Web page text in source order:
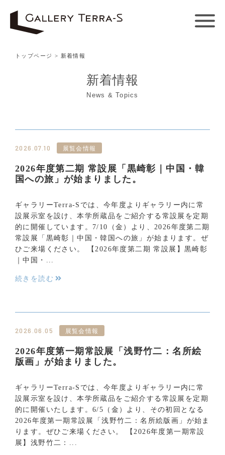
トップページ > 新着情報
新着情報
News & Topics
2026.07.10
2026年度第二期 常設展「黒崎彰｜中国・韓
国への旅」が始まりました。
ギャラリーTerra-Sでは、今年度よりギャラリー内に常
設展示室を設け、本学所蔵品をご紹介する常設展を定期
的に開催しています。7/10（金）より、2026年度第二期
常設展「黒崎彰｜中国・韓国への旅」が始まります。ぜ
ひご来場ください。 【2026年度第二期 常設展】黒崎彰
｜中国・...
続きを読む
2026.06.05
2026年度第一期常設展「浅野竹二：名所絵
版画」が始まりました。
ギャラリーTerra-Sでは、今年度よりギャラリー内に常
設展示室を設け、本学所蔵品をご紹介する常設展を定期
的に開催いたします。6/5（金）より、その初回となる
2026年度第一期常設展「浅野竹二：名所絵版画」が始ま
ります。ぜひご来場ください。 【2026年度第一期常設
展】浅野竹二：...